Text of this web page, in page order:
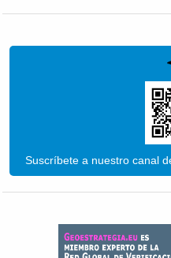
Suscríbete a nuestro canal